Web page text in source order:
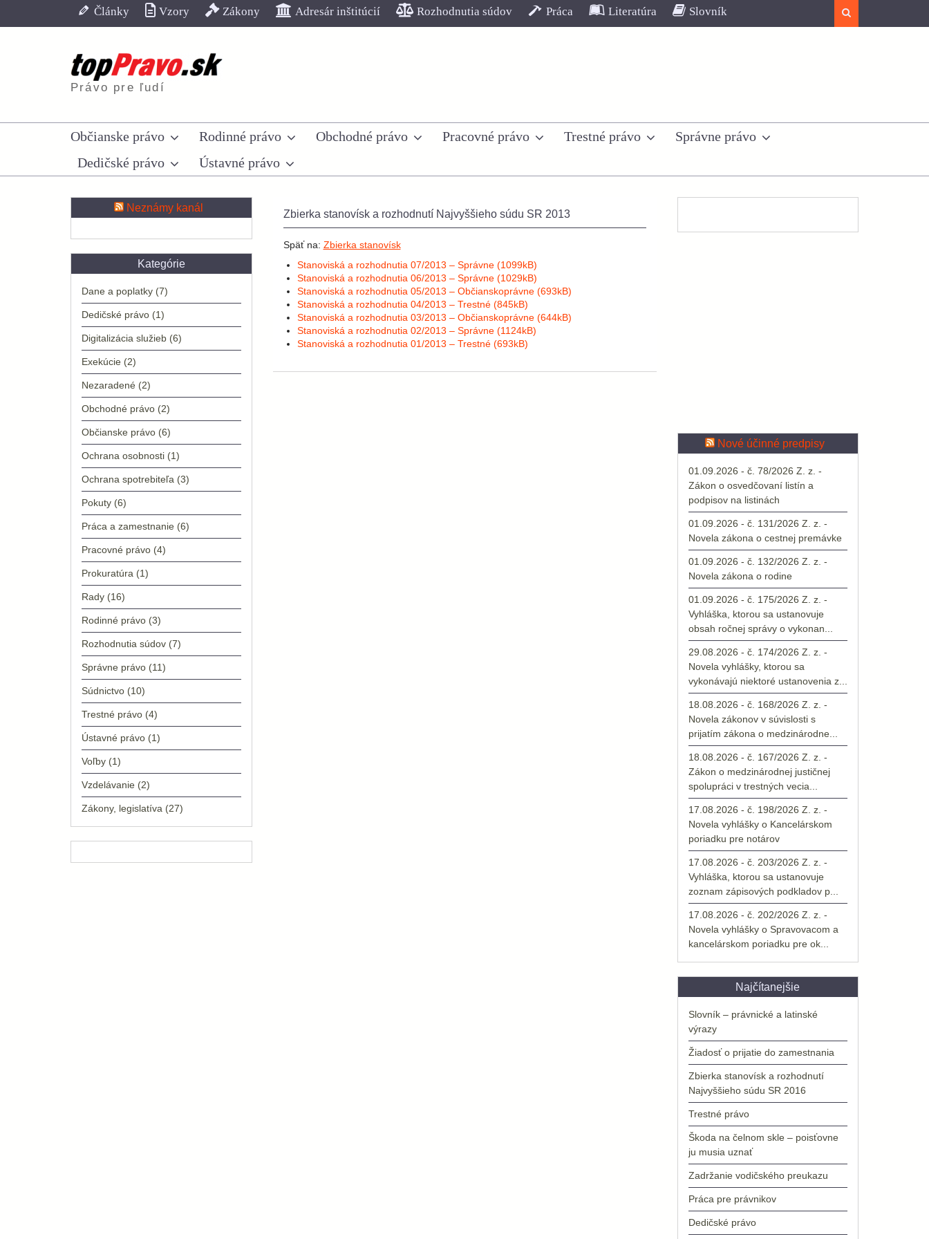
Články Vzory Zákony Adresár inštitúcií Rozhodnutia súdov Práca Literatúra Slovník
Právo pre ľudí
Občianske právo Rodinné právo Obchodné právo Pracovné právo Trestné právo
Správne právo
Dedičské právo
Ústavné právo
Zbierka stanovísk a rozhodnutí Najvyššieho súdu SR 2013
Späť na: Zbierka stanovísk
Stanoviská a rozhodnutia 07/2013 – Správne (1099kB)
Stanoviská a rozhodnutia 06/2013 – Správne (1029kB)
Stanoviská a rozhodnutia 05/2013 – Občianskoprávne (693kB)
Stanoviská a rozhodnutia 04/2013 – Trestné (845kB)
Stanoviská a rozhodnutia 03/2013 – Občianskoprávne (644kB)
Stanoviská a rozhodnutia 02/2013 – Správne (1124kB)
Stanoviská a rozhodnutia 01/2013 – Trestné (693kB)
Nové účinné predpisy
01.09.2026 - č. 78/2026 Z. z. -
Zákon o osvedčovaní listín a
podpisov na listinách
01.09.2026 - č. 131/2026 Z. z. -
Novela zákona o cestnej premávke
01.09.2026 - č. 132/2026 Z. z. -
Novela zákona o rodine
01.09.2026 - č. 175/2026 Z. z. -
Vyhláška, ktorou sa ustanovuje
obsah ročnej správy o vykonan...
29.08.2026 - č. 174/2026 Z. z. -
Novela vyhlášky, ktorou sa
vykonávajú niektoré ustanovenia z...
18.08.2026 - č. 168/2026 Z. z. -
Novela zákonov v súvislosti s
prijatím zákona o medzinárodne...
18.08.2026 - č. 167/2026 Z. z. -
Zákon o medzinárodnej justičnej
spolupráci v trestných vecia...
17.08.2026 - č. 198/2026 Z. z. -
Novela vyhlášky o Kancelárskom
poriadku pre notárov
17.08.2026 - č. 203/2026 Z. z. -
Vyhláška, ktorou sa ustanovuje
zoznam zápisových podkladov p...
17.08.2026 - č. 202/2026 Z. z. -
Novela vyhlášky o Spravovacom a
kancelárskom poriadku pre ok...
Najčítanejšie
Slovník – právnické a latinské
výrazy
Žiadosť o prijatie do zamestnania
Zbierka stanovísk a rozhodnutí
Najvyššieho súdu SR 2016
Trestné právo
Škoda na čelnom skle – poisťovne
ju musia uznať
Zadržanie vodičského preukazu
Práca pre právnikov
Dedičské právo
Neznámy kanál
Kategórie
Dane a poplatky (7)
Dedičské právo (1)
Digitalizácia služieb (6)
Exekúcie (2)
Nezaradené (2)
Obchodné právo (2)
Občianske právo (6)
Ochrana osobnosti (1)
Ochrana spotrebiteľa (3)
Pokuty (6)
Práca a zamestnanie (6)
Pracovné právo (4)
Prokuratúra (1)
Rady (16)
Rodinné právo (3)
Rozhodnutia súdov (7)
Správne právo (11)
Súdnictvo (10)
Trestné právo (4)
Ústavné právo (1)
Voľby (1)
Vzdelávanie (2)
Zákony, legislatíva (27)